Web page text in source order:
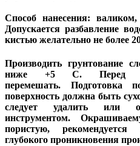
Способ нанесения:
Допускается разбавление
кистью желательно не более
Производить грунтование
ниже +5 С. Перед
перемешать. Подготовка
поверхность должна быть
следует удалить или
инструментом.
пористую, рекомендуется
глубокого проникновения